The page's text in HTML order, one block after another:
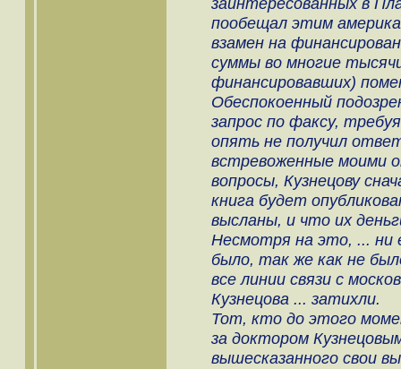
пообещал этим
взамен на
суммы во многие
финансировавших)
Обеспокоенный
запрос по факсу,
опять не получил
встревоженные моими
вопросы, Кузнецову
книга будет
высланы, и что их
Несмотря на это, ... ни
было, так же как не
все линии связи с
Кузнецова ... затихли.
Тот, кто до этого
за доктором
вышесказанного свои